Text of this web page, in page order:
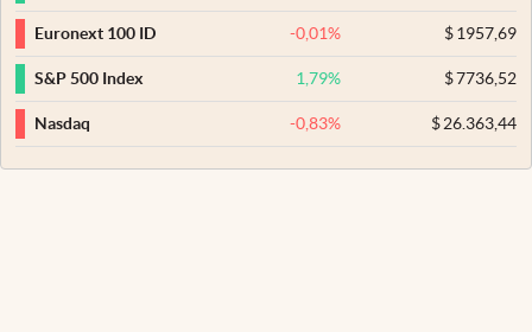
Euronext 100 ID -0,01% $1957,69
S&P 500 Index 1,79% $7736,52
Nasdaq -0,83% $26.363,44